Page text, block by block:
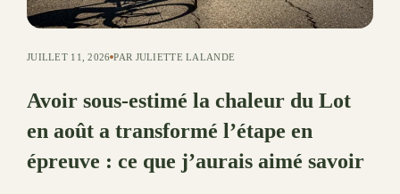
JUILLET 11, 2026 PAR JULIETTE LALANDE
Avoir sous-estimé la chaleur du Lot
en août a transformé l’étape en
épreuve : ce que j’aurais aimé savoir